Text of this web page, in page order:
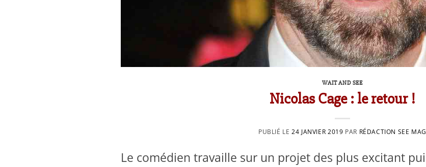
WAIT AND SEE
Nicolas Cage : le retour !
PUBLIÉ LE24 JANVIER 2019 PAR RÉDACTION SEE MAG
Le comédien travaille sur un projet des plus excitant